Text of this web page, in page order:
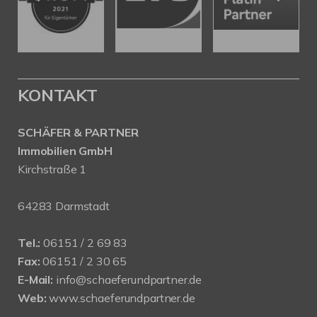
KONTAKT
SCHÄFER & PARTNER
Immobilien GmbH
Kirchstraße 1
64283 Darmstadt
Tel.: 06151 / 2 69 83
Fax: 06151 / 2 30 65
E-Mail: info@schaeferundpartner.de
Web: www.schaeferundpartner.de